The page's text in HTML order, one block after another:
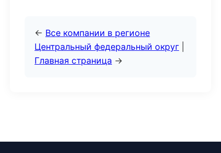
← Все компании в регионе
Центральный федеральный округ
Главная страница →